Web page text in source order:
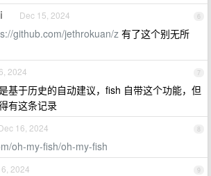
6
Dec 15, 2024
github.com/jethrokuan/z 有了这个别无所
7
2024
基于历史的自动建议，fish 自带这个功能，但
有这条记录
8
16, 2024
oh-my-fish/oh-my-fish
9
2024